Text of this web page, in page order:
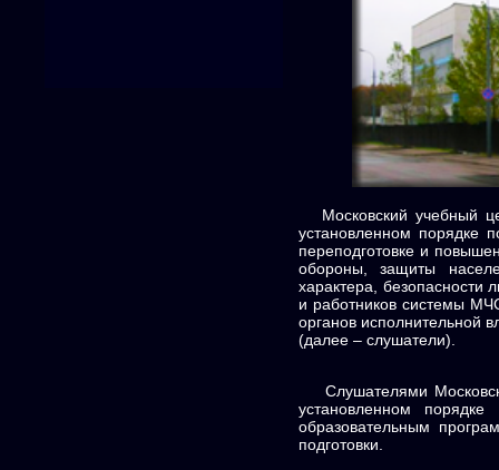
Московский учебный
установленном порядке
переподготовке и
обороны, защиты
характера, безопасности
и работников системы
органов исполнительной
(далее – слушатели).
Слушателями
установленном
образовательным
подготовки.